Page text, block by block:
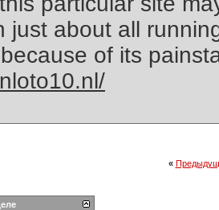
just about all
of its
«